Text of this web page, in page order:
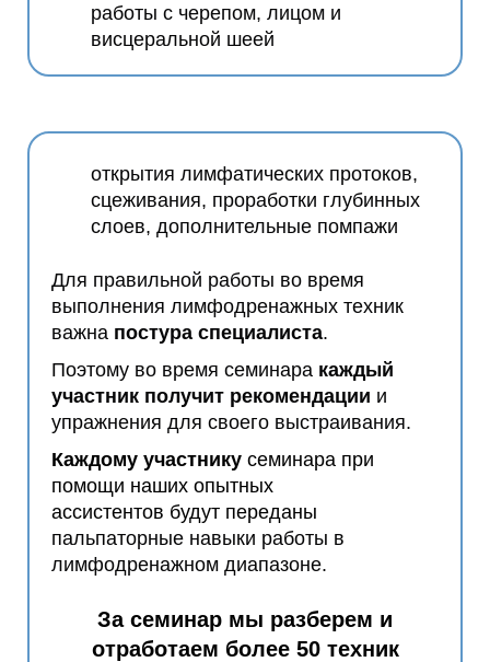
работы с черепом, лицом и
висцеральной шеей
открытия лимфатических протоков,
сцеживания, проработки глубинных
слоев, дополнительные помпажи
Для правильной работы во время
выполнения лимфодренажных техник
важна постура специалиста.
Поэтому во время семинара каждый
участник получит рекомендации и
упражнения для своего выстраивания.
Каждому участнику семинара при
помощи наших опытных
ассистентов будут переданы
пальпаторные навыки работы в
лимфодренажном диапазоне.
За семинар мы разберем и
отработаем более 50 техник